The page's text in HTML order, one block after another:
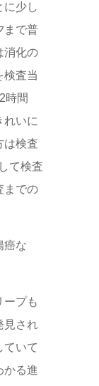
に少し
まで普
消化の
検査当
時間
れいに
は検査
て検査
までの
癌な
ープも
見され
ていて
かる進